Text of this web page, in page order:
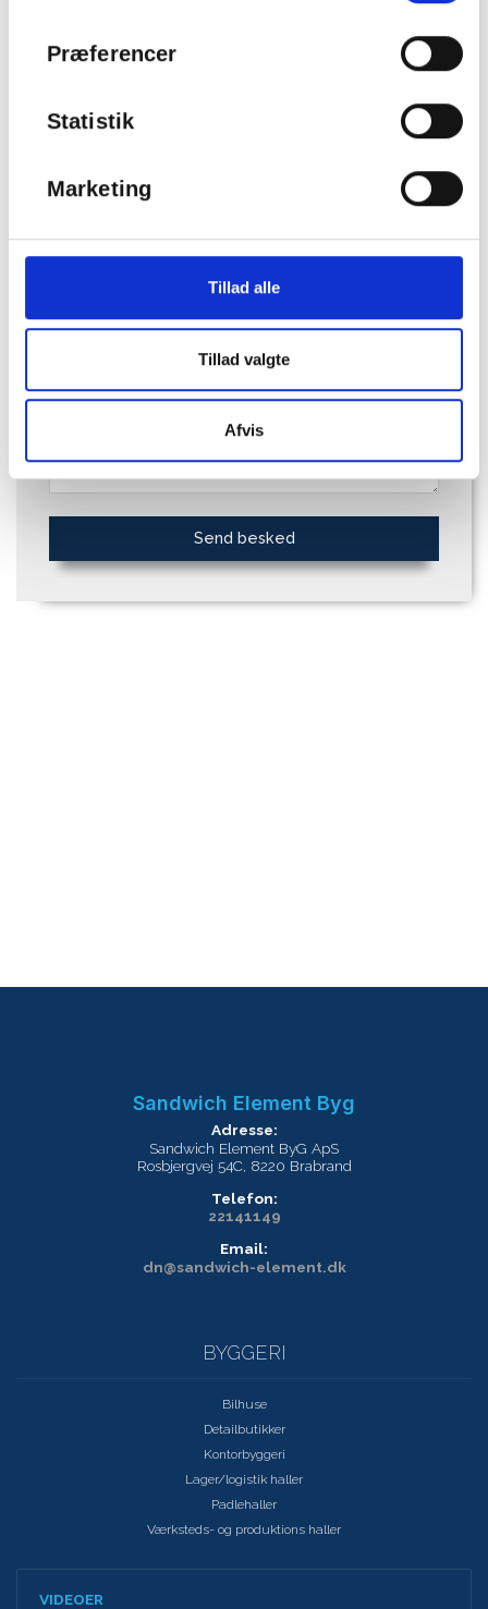
Præferencer
Statistik
Marketing
Tillad alle
Tillad valgte
Afvis
PRIVAT ELLER ERHVERV
Sandwich Element Byg
Adresse:
Sandwich Element ByG ApS
Rosbjergvej 54C, 8220 Brabrand
Telefon:
22141149
Email:
dn@sandwich-element.dk
BYGGERI
Bilhuse
Detailbutikker
Kontorbyggeri
Lager/logistik haller
Padlehaller
Værksteds- og produktions haller
VIDEOER